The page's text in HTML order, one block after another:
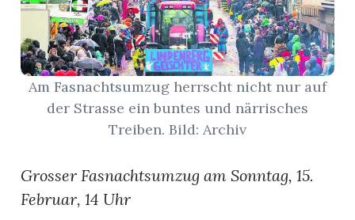
Newsletter
App
Bremgarten
Am Fasnachtsumzug herrscht nicht nur auf
der Strasse ein buntes und närrisches
Treiben. Bild: Archiv
Grosser Fasnachtsumzug am Sonntag, 15.
Februar, 14 Uhr